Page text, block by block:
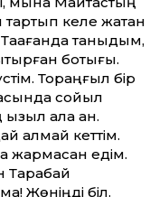
келе жатқан
Тақағанда таныдым,
боқтығы.
Тораңғыл бір
сойыл
ала қан.
алмай кеттім.
жармасқан едім.
Тарақбай
Жөніңді біл.